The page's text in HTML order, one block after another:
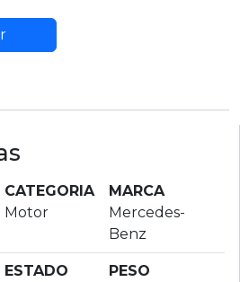
CATEGORIA
Motor
MARCA
Mercedes-
Benz
ESTADO
PESO